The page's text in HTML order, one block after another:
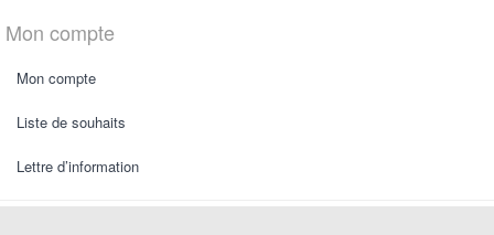
Mon compte
Mon compte
Liste de souhaits
Lettre d’information